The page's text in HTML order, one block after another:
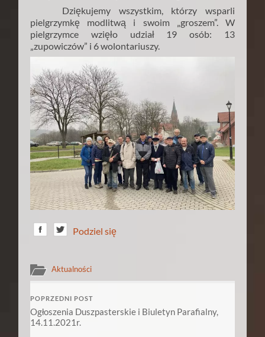
Dziękujemy wszystkim, którzy wsparli
pielgrzymkę modlitwą i swoim „groszem”. W
pielgrzymce wzięło udział 19 osób: 13
„zupowiczów” i 6 wolontariuszy.
Podziel się
Aktualności
POPRZEDNI POST
Ogłoszenia Duszpasterskie i Biuletyn Parafialny,
14.11.2021r.